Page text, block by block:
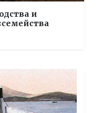
и